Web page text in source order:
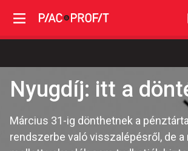
Nyugdíj: itt a
Március 31-ig dönthetnek a
rendszerbe való visszalépésről, de a